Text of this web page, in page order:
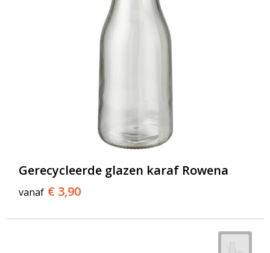
Gerecycleerde glazen karaf Rowena
vanaf € 3,90